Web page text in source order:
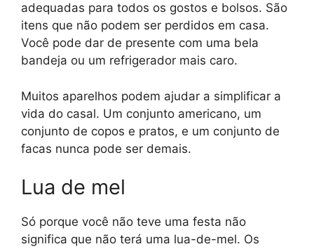
adequadas para todos os gostos e bolsos. São
itens que não podem ser perdidos em casa.
Você pode dar de presente com uma bela
bandeja ou um refrigerador mais caro.
Muitos aparelhos podem ajudar a simplificar a
vida do casal. Um conjunto americano, um
conjunto de copos e pratos, e um conjunto de
facas nunca pode ser demais.
Lua de mel
Só porque você não teve uma festa não
significa que não terá uma lua-de-mel. Os